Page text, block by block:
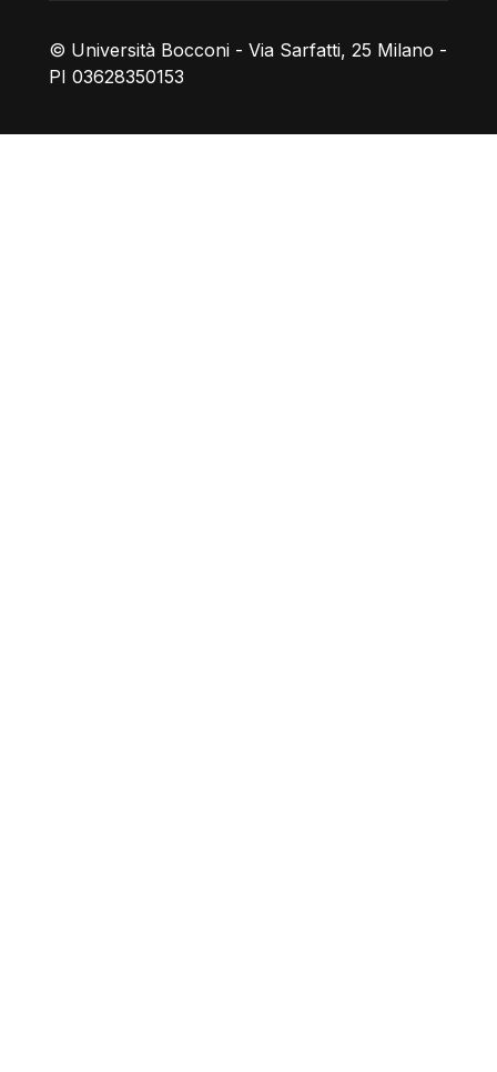
© Università Bocconi - Via Sarfatti, 25 Milano -
PI 03628350153